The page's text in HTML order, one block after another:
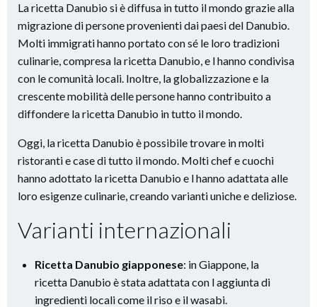
La ricetta Danubio si è diffusa in tutto il mondo grazie alla
migrazione di persone provenienti dai paesi del Danubio.
Molti immigrati hanno portato con sé le loro tradizioni
culinarie, compresa la ricetta Danubio, e l hanno condivisa
con le comunità locali. Inoltre, la globalizzazione e la
crescente mobilità delle persone hanno contribuito a
diffondere la ricetta Danubio in tutto il mondo.
Oggi, la ricetta Danubio è possibile trovare in molti
ristoranti e case di tutto il mondo. Molti chef e cuochi
hanno adottato la ricetta Danubio e l hanno adattata alle
loro esigenze culinarie, creando varianti uniche e deliziose.
Varianti internazionali
Ricetta Danubio giapponese: in Giappone, la
ricetta Danubio è stata adattata con l aggiunta di
ingredienti locali come il riso e il wasabi.